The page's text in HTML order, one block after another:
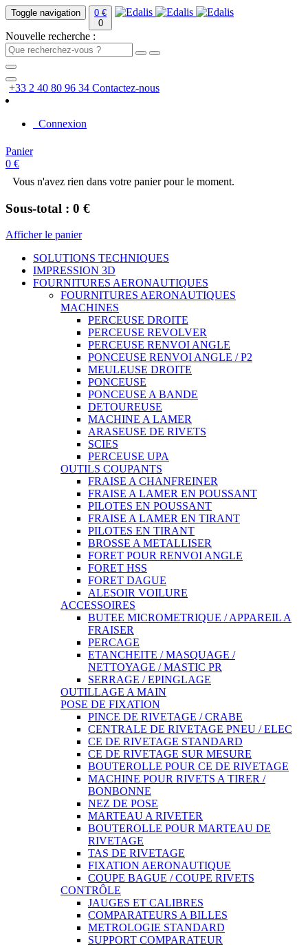
Toggle navigation
0 €
0
Nouvelle recherche :
+33 2 40 80 96 34 Contactez-nous
Connexion
Panier
0 €
Vous n'avez rien dans votre panier pour le moment.
Sous-total : 0 €
Afficher le panier
SOLUTIONS TECHNIQUES
IMPRESSION 3D
FOURNITURES AERONAUTIQUES
FOURNITURES AERONAUTIQUES
MACHINES
PERCEUSE DROITE
PERCEUSE REVOLVER
PERCEUSE RENVOI ANGLE
PONCEUSE RENVOI ANGLE / P2
MEULEUSE DROITE
PONCEUSE
PONCEUSE A BANDE
DETOUREUSE
MACHINE A LAMER
ARASEUSE DE RIVETS
SCIES
PERCEUSE UPA
OUTILS COUPANTS
FRAISE A CHANFREINER
FRAISE A LAMER EN POUSSANT
PILOTES EN POUSSANT
FRAISE A LAMER EN TIRANT
PILOTES EN TIRANT
BROSSE A METALLISER
FORET POUR RENVOI ANGLE
FORET HSS
FORET DAGUE
ALESOIR VOILURE
ACCESSOIRES
BUTEE MICROMETRIQUE / APPAREIL A
FRAISER
PERCAGE
ETANCHEITE / MASQUAGE /
NETTOYAGE / MASTIC PR
SERRAGE / EPINGLAGE
OUTILLAGE A MAIN
POSE DE FIXATION
PINCE DE RIVETAGE / CRABE
CENTRALE DE RIVETAGE PNEU / ELEC
CE DE RIVETAGE STANDARD
CE DE RIVETAGE SUR MESURE
BOUTEROLLE POUR CE DE RIVETAGE
MACHINE POUR RIVETS A TIRER /
BONBONNE
NEZ DE POSE
MARTEAU A RIVETER
BOUTEROLLE POUR MARTEAU DE
RIVETAGE
TAS DE RIVETAGE
FIXATION AERONAUTIQUE
COUPE BAGUE / COUPE RIVETS
CONTRÔLE
JAUGES ET CALIBRES
COMPARATEURS A BILLES
METROLOGIE STANDARD
SUPPORT COMPARATEUR